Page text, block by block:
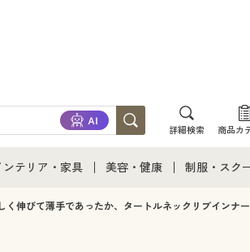
詳細検索 商品カ
カタ
テリア・家具
ンテリア・家具通販すべて
美容・健康
美容・健康通販すべて
制服・スク
制服・スク
く伸びて薄手であったか、タートルネックリブインナ